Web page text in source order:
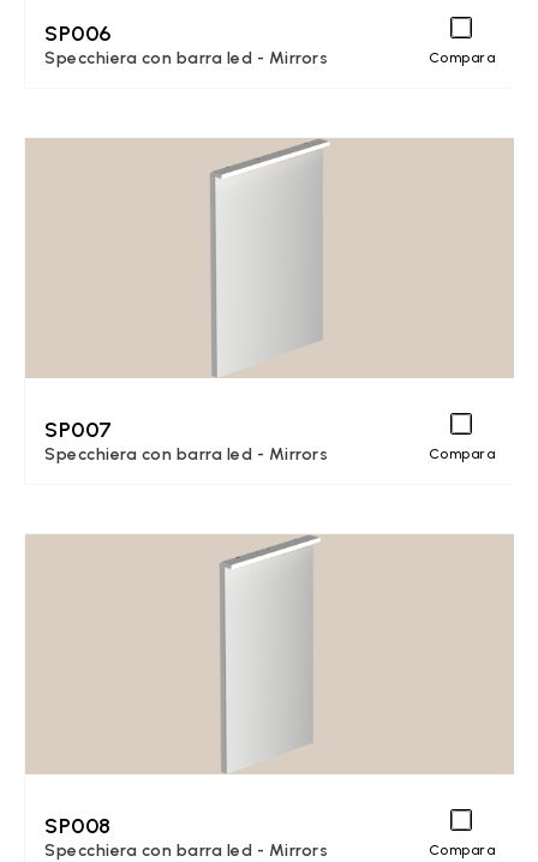
SP006
Specchiera con barra led - Mirrors Compara
SP007
Specchiera con barra led - Mirrors Compara
SP008
Specchiera con barra led - Mirrors Compara